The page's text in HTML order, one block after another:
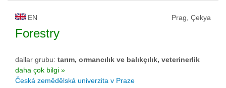
EN Prag, Çekya
Forestry
dallar grubu: tarım, ormancılık ve balıkçılık, veterinerlik
daha çok bilgi »
Česká zemědělská univerzita v Praze